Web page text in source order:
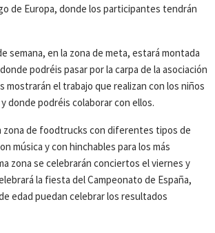
de Europa, donde los participantes tendrán
semana, en la zona de meta, estará montada
podréis pasar por la carpa de la asociación
mostrarán el trabajo que realizan con los niños
donde podréis colaborar con ellos.
zona de foodtrucks con diferentes tipos de
música y con hinchables para los más
zona se celebrarán conciertos el viernes y
la fiesta del Campeonato de España,
edad puedan celebrar los resultados